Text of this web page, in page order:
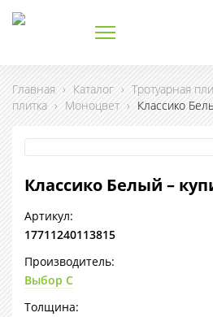
Главная › Каталог › Тротуарная
плитка › Моноцвет › Классико
Классико Белый –
Артикул:
17711240113815
Производитель:
Выбор С
Толщина: